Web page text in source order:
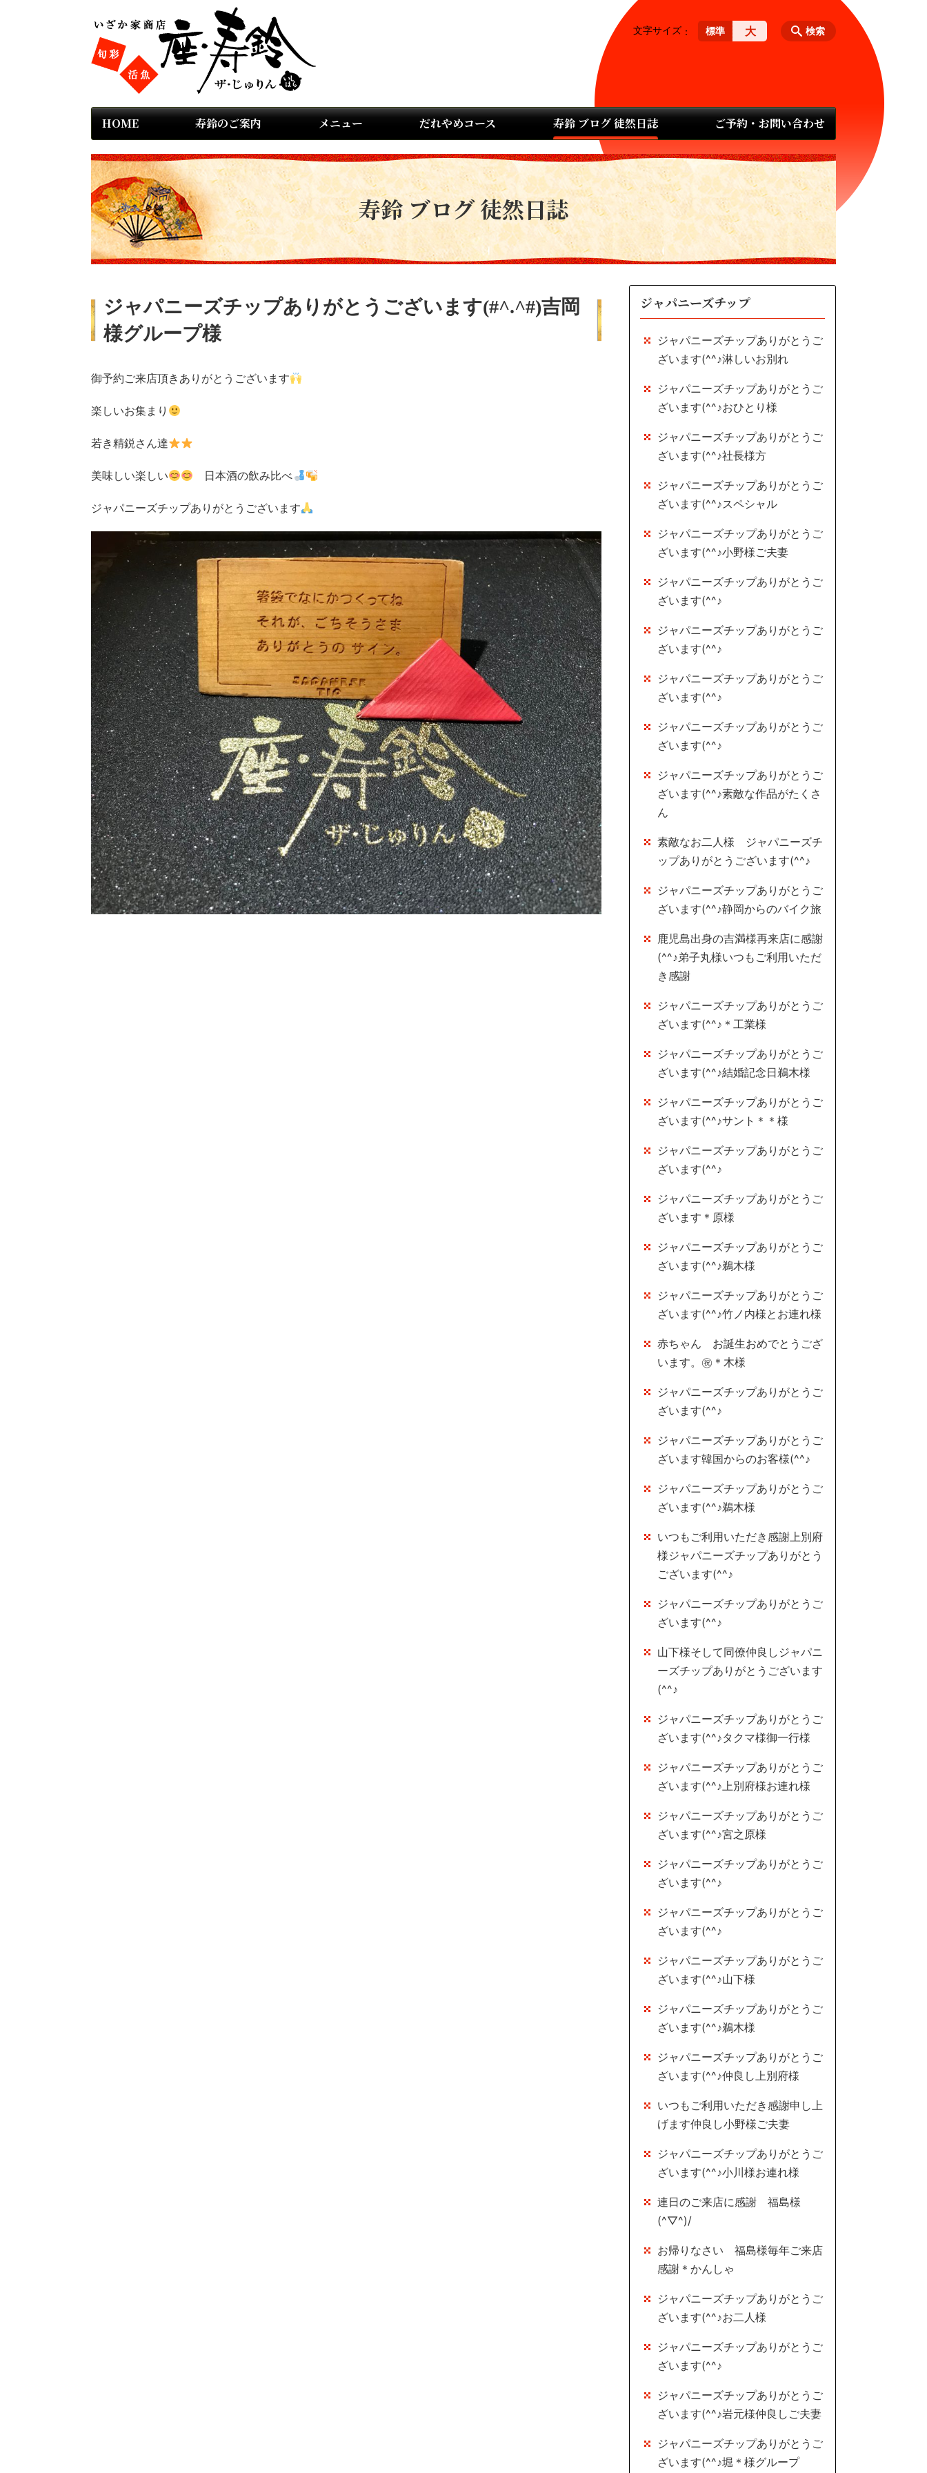
HOME 寿鈴のご案内 メニュー だれやめコース 寿鈴 ブログ 徒然日誌 ご予約・お問い合わせ
検索
文字サイズ 標準 大
寿鈴 ブログ 徒然日誌
ジャパニーズチップありがとうございます(#^.^#)吉岡
様グループ様
御予約ご来店頂きありがとうございます
楽しいお集まり
若き精鋭さん達
美味しい楽しい 日本酒の飲み比べ
ジャパニーズチップありがとうございます
ジャパニーズチップ
ジャパニーズチップありがとうご
ざいます(^^♪淋しいお別れ
ジャパニーズチップありがとうご
ざいます(^^♪おひとり様
ジャパニーズチップありがとうご
ざいます(^^♪社長様方
ジャパニーズチップありがとうご
ざいます(^^♪スペシャル
ジャパニーズチップありがとうご
ざいます(^^♪小野様ご夫妻
ジャパニーズチップありがとうご
ざいます(^^♪
ジャパニーズチップありがとうご
ざいます(^^♪
ジャパニーズチップありがとうご
ざいます(^^♪
ジャパニーズチップありがとうご
ざいます(^^♪
ジャパニーズチップありがとうご
ざいます(^^♪素敵な作品がたくさ
ん
素敵なお二人様 ジャパニーズチ
ップありがとうございます(^^♪
ジャパニーズチップありがとうご
ざいます(^^♪静岡からのバイク旅
鹿児島出身の吉満様再来店に感謝
(^^♪弟子丸様いつもご利用いただ
き感謝
ジャパニーズチップありがとうご
ざいます(^^♪＊工業様
ジャパニーズチップありがとうご
ざいます(^^♪結婚記念日鵜木様
ジャパニーズチップありがとうご
ざいます(^^♪サント＊＊様
ジャパニーズチップありがとうご
ざいます(^^♪
ジャパニーズチップありがとうご
ざいます＊原様
ジャパニーズチップありがとうご
ざいます(^^♪鵜木様
ジャパニーズチップありがとうご
ざいます(^^♪竹ノ内様とお連れ様
赤ちゃん お誕生おめでとうござ
います。㊗＊木様
ジャパニーズチップありがとうご
ざいます(^^♪
ジャパニーズチップありがとうご
ざいます韓国からのお客様(^^♪
ジャパニーズチップありがとうご
ざいます(^^♪鵜木様
いつもご利用いただき感謝上別府
様ジャパニーズチップありがとう
ございます(^^♪
ジャパニーズチップありがとうご
ざいます(^^♪
山下様そして同僚仲良しジャパニ
ーズチップありがとうございます
(^^♪
ジャパニーズチップありがとうご
ざいます(^^♪タクマ様御一行様
ジャパニーズチップありがとうご
ざいます(^^♪上別府様お連れ様
ジャパニーズチップありがとうご
ざいます(^^♪宮之原様
ジャパニーズチップありがとうご
ざいます(^^♪
ジャパニーズチップありがとうご
ざいます(^^♪
ジャパニーズチップありがとうご
ざいます(^^♪山下様
ジャパニーズチップありがとうご
ざいます(^^♪鵜木様
ジャパニーズチップありがとうご
ざいます(^^♪仲良し上別府様
いつもご利用いただき感謝申し上
げます仲良し小野様ご夫妻
ジャパニーズチップありがとうご
ざいます(^^♪小川様お連れ様
連日のご来店に感謝 福島様
(^▽^)/
お帰りなさい 福島様毎年ご来店
感謝＊かんしゃ
ジャパニーズチップありがとうご
ざいます(^^♪お二人様
ジャパニーズチップありがとうご
ざいます(^^♪
ジャパニーズチップありがとうご
ざいます(^^♪岩元様仲良しご夫妻
ジャパニーズチップありがとうご
ざいます(^^♪堀＊様グループ